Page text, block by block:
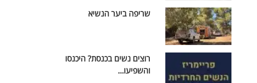
שריפה ביער הנשיא
רוצים נשים בכנסת? היכנסו
והשפיעו...